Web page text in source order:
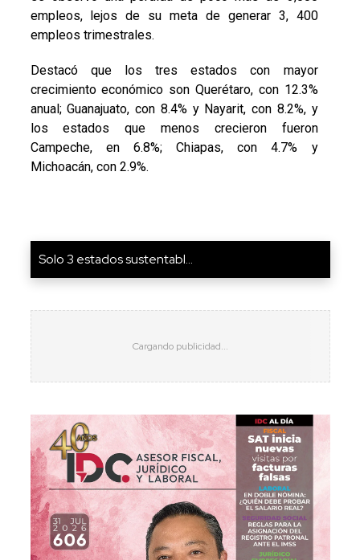
empleos, lejos de su meta de generar 3, 400
empleos trimestrales.
Destacó que los tres estados con mayor
crecimiento económico son Querétaro, con 12.3%
anual; Guanajuato, con 8.4% y Nayarit, con 8.2%, y
los estados que menos crecieron fueron
Campeche, en 6.8%; Chiapas, con 4.7% y
Michoacán, con 2.9%.
Solo 3 estados sustentabl...